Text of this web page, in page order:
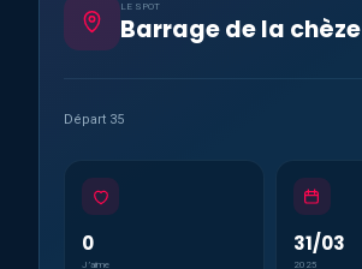
LE SPOT
Barrage de la chèze
Départ 35
0
J’aime
31/03
2025